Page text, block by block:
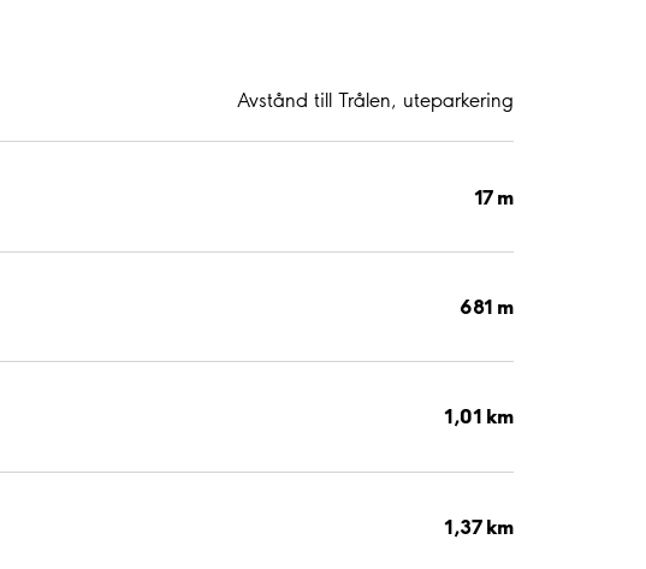
Avstånd till Trålen, uteparkering
17 m
681 m
1,01 km
1,37 km